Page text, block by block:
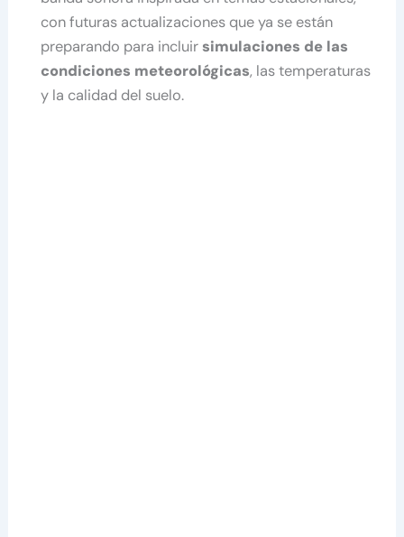
con futuras actualizaciones que ya se están
preparando para incluirsimulaciones de las
condiciones meteorológicas, las temperaturas
y la calidad del suelo.